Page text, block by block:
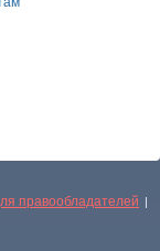
правообладателей |